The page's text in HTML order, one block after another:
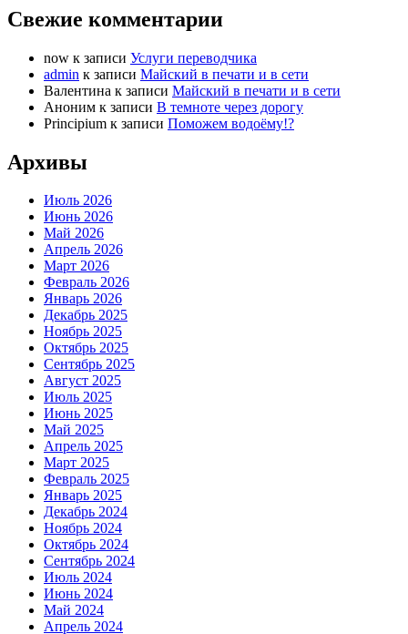
Свежие комментарии
now к записи Услуги переводчика
admin к записи Майский в печати и в сети
Валентина к записи Майский в печати и в сети
Аноним к записи В темноте через дорогу
Principium к записи Поможем водоёму!?
Архивы
Июль 2026
Июнь 2026
Май 2026
Апрель 2026
Март 2026
Февраль 2026
Январь 2026
Декабрь 2025
Ноябрь 2025
Октябрь 2025
Сентябрь 2025
Август 2025
Июль 2025
Июнь 2025
Май 2025
Апрель 2025
Март 2025
Февраль 2025
Январь 2025
Декабрь 2024
Ноябрь 2024
Октябрь 2024
Сентябрь 2024
Июль 2024
Июнь 2024
Май 2024
Апрель 2024